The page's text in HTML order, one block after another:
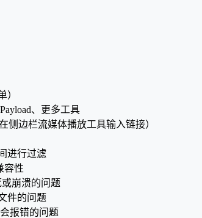
）
、更多工具
侧边栏流媒体播放工具输入链接）
进行过滤
容性
崩溃的问题
件的问题
报错的问题